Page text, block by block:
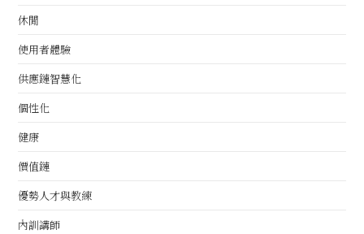
休閒
使用者體驗
供應鏈智慧化
個性化
健康
價值鏈
優勢人才與教練
內訓講師